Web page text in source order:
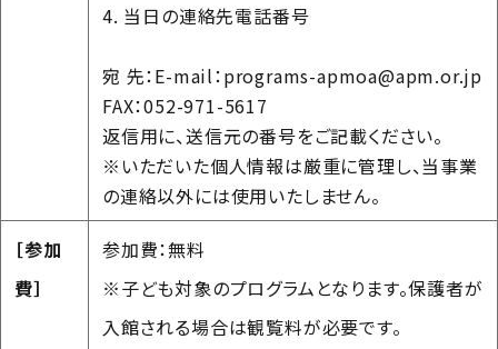
4. 当日の連絡先電話番号
宛 先：E-mail：programs-apmoa@apm.or.jp
FAX：052-971-5617
返信用に、送信元の番号をご記載ください。
※いただいた個人情報は厳重に管理し、当事業
の連絡以外には使用いたしません。
［参加
費］
参加費：無料
※子ども対象のプログラムとなります。保護者が
入館される場合は観覧料が必要です。